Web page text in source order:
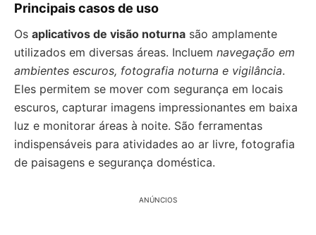
Principais casos de uso
Os aplicativos de visão noturna são amplamente
utilizados em diversas áreas. Incluem navegação em
ambientes escuros, fotografia noturna e vigilância.
Eles permitem se mover com segurança em locais
escuros, capturar imagens impressionantes em baixa
luz e monitorar áreas à noite. São ferramentas
indispensáveis para atividades ao ar livre, fotografia
de paisagens e segurança doméstica.
ANÚNCIOS